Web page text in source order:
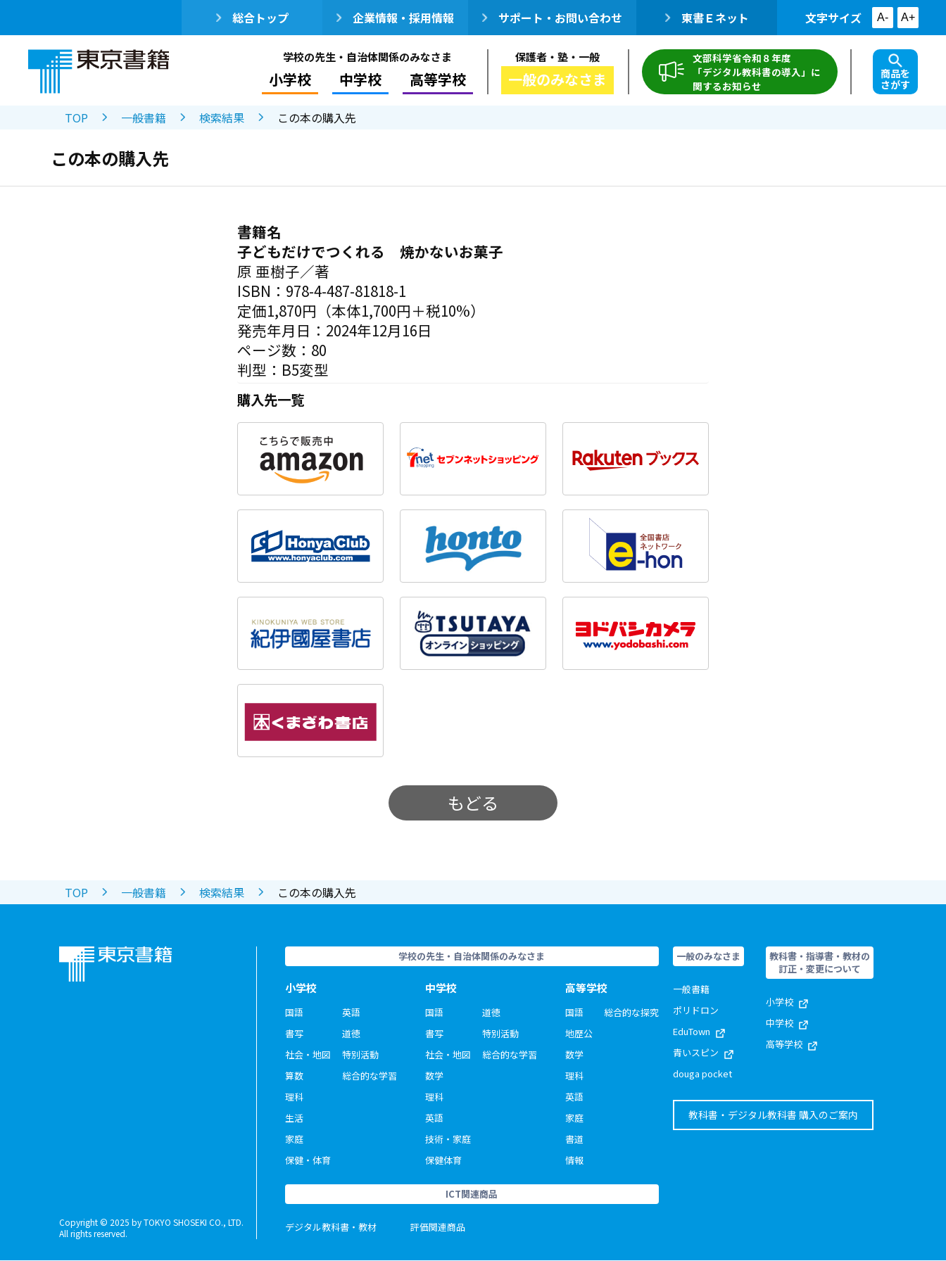
総合トップ 企業情報・採用情報 サポート・お問い合わせ 東書Ｅネット 文字サイズ A- A+
学校の先生・自治体関係のみなさま
小学校 中学校 高等学校
保護者・塾・一般
一般のみなさま
文部科学省令和８年度
「デジタル教科書の導入」に
関するお知らせ
商品を
さがす
TOP 一般書籍 検索結果 この本の購入先
この本の購入先
書籍名
子どもだけでつくれる 焼かないお菓子
原 亜樹子／著
ISBN：978-4-487-81818-1
定価1,870円（本体1,700円＋税10%）
発売年月日：2024年12月16日
ページ数：80
判型：B5変型
購入先一覧
もどる
TOP 一般書籍 検索結果 この本の購入先
Copyright © 2025 by TOKYO SHOSEKI CO., LTD.
All rights reserved.
学校の先生・自治体関係のみなさま
小学校
国語
書写
社会・地図
算数
理科
生活
家庭
保健・体育
英語
道徳
特別活動
総合的な学習
中学校
国語
書写
社会・地図
数学
理科
英語
技術・家庭
保健体育
道徳
特別活動
総合的な学習
高等学校
国語
地歴公
数学
理科
英語
家庭
書道
情報
総合的な探究
ICT関連商品
デジタル教科書・教材 評価関連商品
一般のみなさま
一般書籍
ポリドロン
EduTown
青いスピン
douga pocket
教科書・指導書・教材の
訂正・変更について
小学校
中学校
高等学校
教科書・デジタル教科書 購入のご案内